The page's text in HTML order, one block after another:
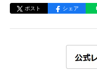
ポスト シェア